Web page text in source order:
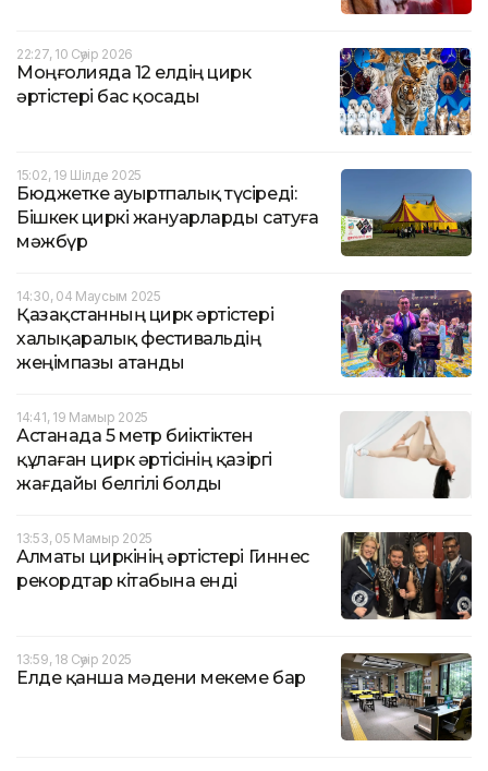
22:27, 10 Сәуір 2026
Моңғолияда 12 елдің цирк
әртістері бас қосады
15:02, 19 Шілде 2025
Бюджетке ауыртпалық түсіреді:
Бішкек циркі жануарларды сатуға
мәжбүр
14:30, 04 Маусым 2025
Қазақстанның цирк әртістері
халықаралық фестивальдің
жеңімпазы атанды
14:41, 19 Мамыр 2025
Астанада 5 метр биіктіктен
құлаған цирк әртісінің қазіргі
жағдайы белгілі болды
13:53, 05 Мамыр 2025
Алматы циркінің әртістері Гиннес
рекордтар кітабына енді
13:59, 18 Сәуір 2025
Елде қанша мәдени мекеме бар